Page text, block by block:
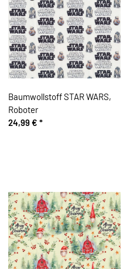
Baumwollstoff STAR WARS,
Roboter
24,99 € *